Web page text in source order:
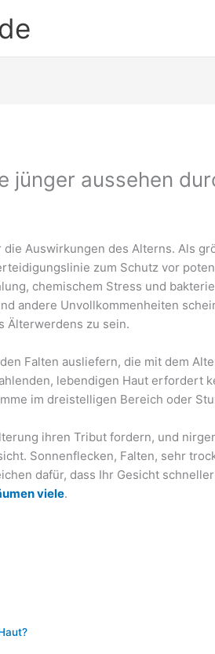
jünger aussehen
Auswirkungen des Alterns. Als
zum Schutz vor
chemischem Stress und
andere Unvollkommenheiten
Älterwerdens zu sein.
Falten ausliefern, die mit dem
lebendigen Haut erfordert
im dreistelligen Bereich oder
ihren Tribut fordern, und
Sonnenflecken, Falten, sehr
dafür, dass Ihr Gesicht
viele.